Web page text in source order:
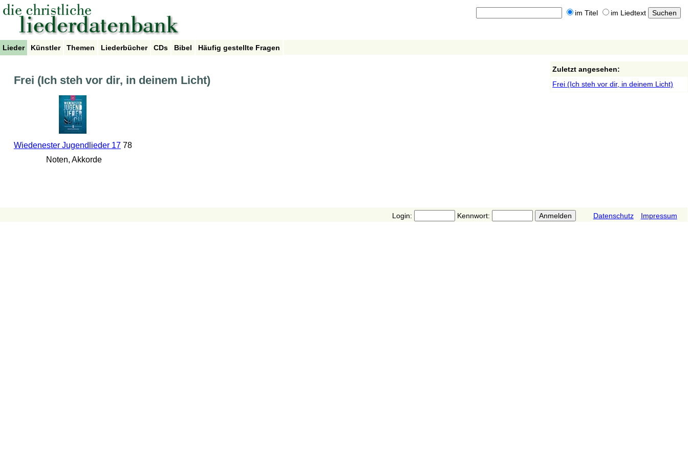
im Titel im Liedtext
Lieder Künstler Themen Liederbücher CDs Bibel Häufig gestellte Fragen
Frei (Ich steh vor dir, in deinem Licht)
Wiedenester Jugendlieder 1778
Noten, Akkorde
Zuletzt angesehen:
Frei (Ich steh vor dir, in deinem Licht)
Login: Kennwort: Datenschutz Impressum